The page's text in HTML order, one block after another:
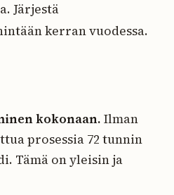
Järjestä
kerran vuodessa.
kokonaan. Ilman
prosessia 72 tunnin
Tämä on yleisin ja